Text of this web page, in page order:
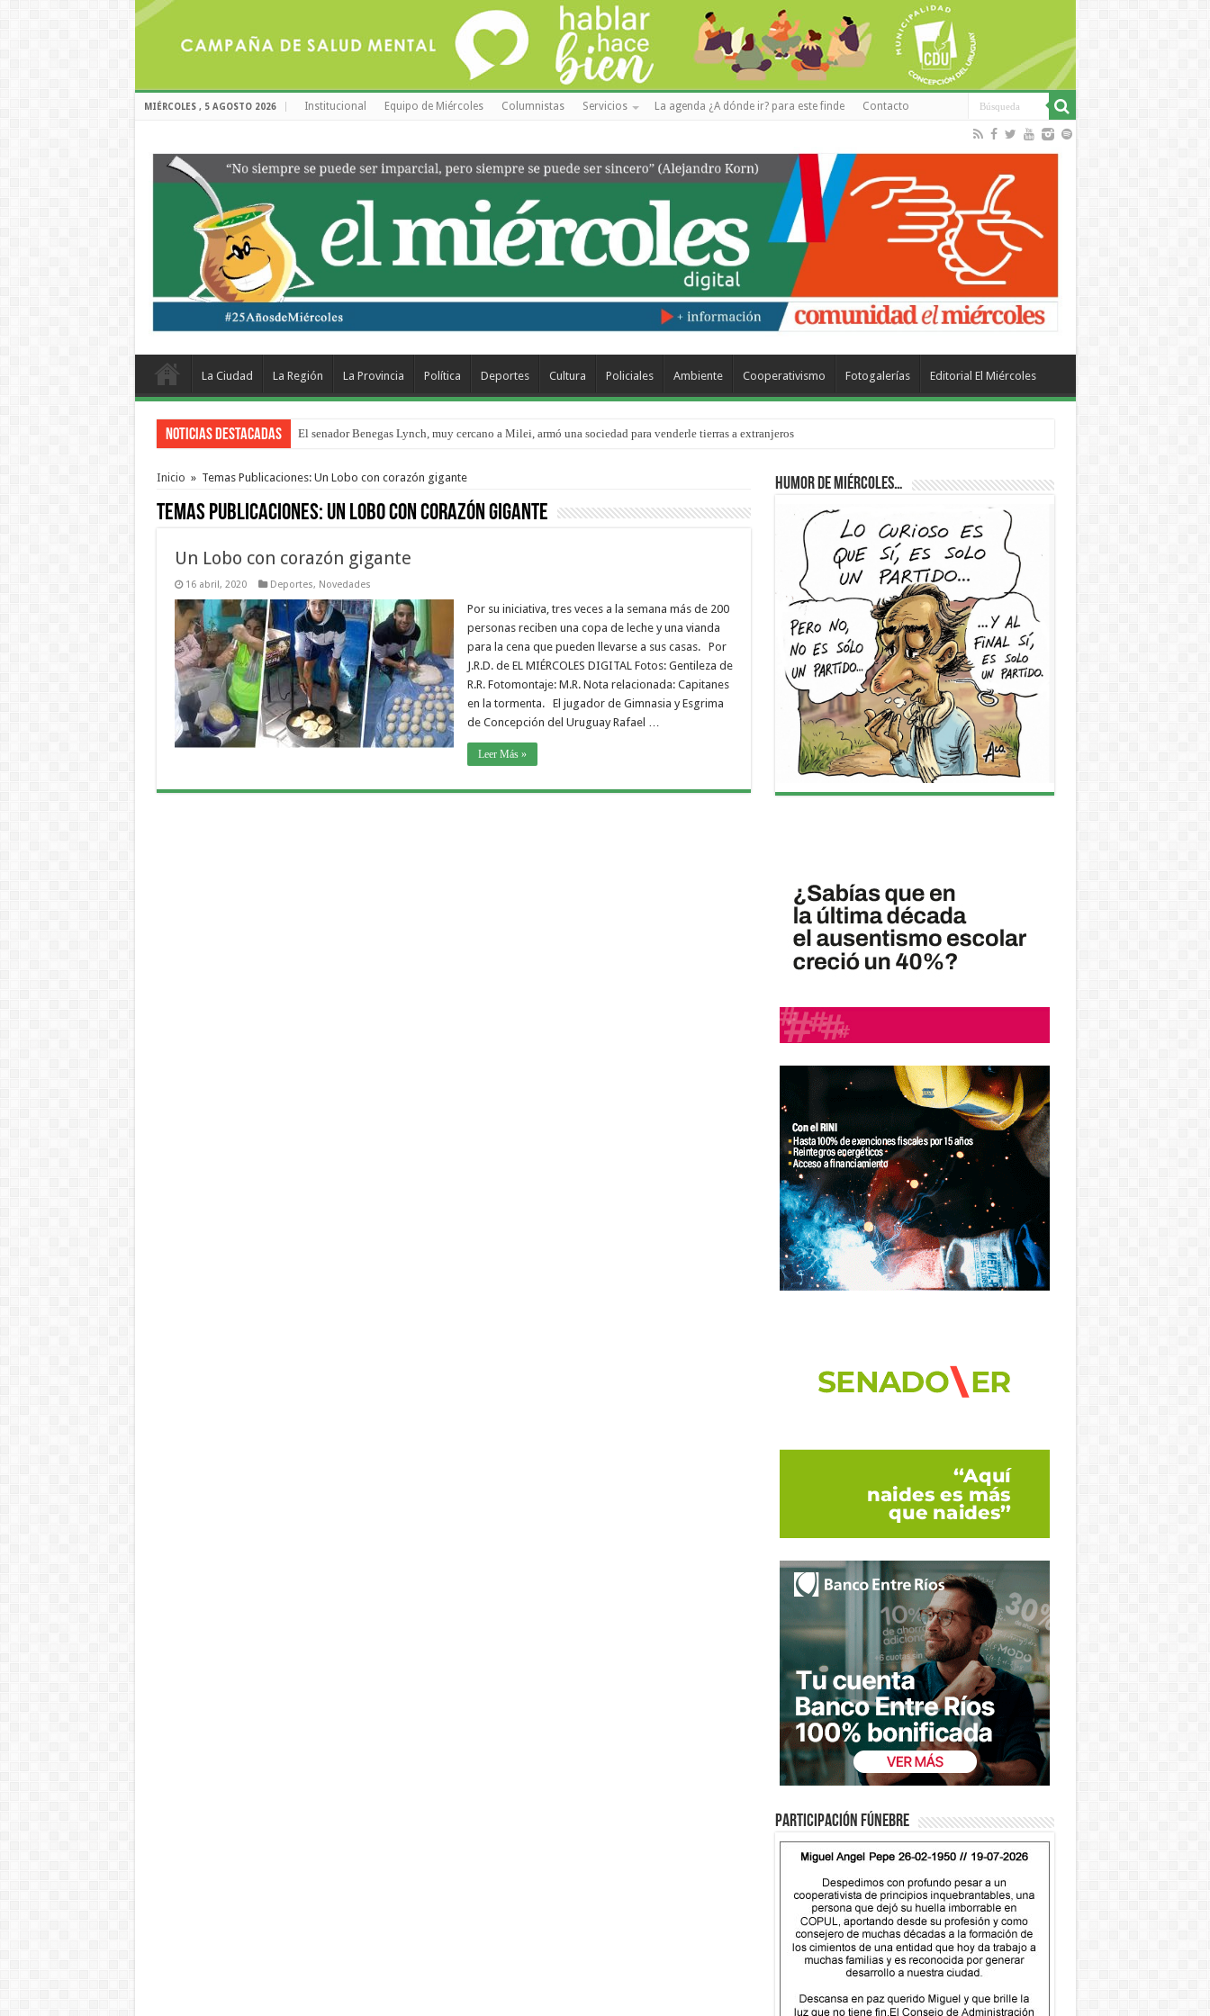
MIÉRCOLES , 5 AGOSTO 2026 Institucional Equipo de Miércoles Columnistas Servicios La agenda ¿A dónde ir? para este finde Contacto
La Ciudad La Región La Provincia Política Deportes Cultura Policiales Ambiente Cooperativismo Fotogalerías Editorial El Miércoles
Noticias Destacadas El senador Benegas Lynch, muy cercano a Milei, armó una sociedad para venderle tierras a extranjeros
El gobierno baja el capítulo de extranjerización de tierras
Inicio » Temas Publicaciones: Un Lobo con corazón gigante
Temas Publicaciones: Un Lobo con corazón gigante
Un Lobo con corazón gigante
16 abril, 2020 Deportes, Novedades
Por su iniciativa, tres veces a la semana más de 200
personas reciben una copa de leche y una vianda
para la cena que pueden llevarse a sus casas. Por
J.R.D. de EL MIÉRCOLES DIGITAL Fotos: Gentileza de
R.R. Fotomontaje: M.R. Nota relacionada: Capitanes
en la tormenta. El jugador de Gimnasia y Esgrima
de Concepción del Uruguay Rafael …
Leer Más »
Humor de Miércoles…
Participación fúnebre